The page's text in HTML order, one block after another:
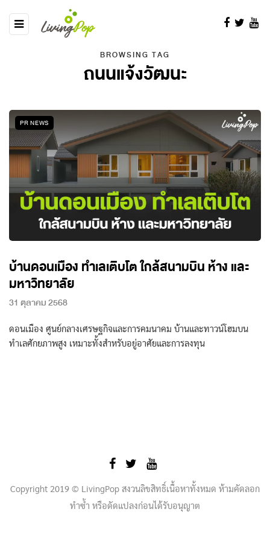
BROWSING TAG
ถนนแจ้งวัฒนะ
PR NEWS
บ้านดอนเมือง ทำเลเติบโต ใกล้สนามบิน ห้าง และ
มหาวิทยาลัย
31 ตุลาคม 2568
ดอนเมือง ศูนย์กลางเศรษฐกิจและการคมนาคม บ้านและทาวน์โฮมบน
ทำเลศักยภาพสูง เหมาะทั้งสำหรับอยู่อาศัยและการลงทุน
Copyright 2019 © LivingPop สงวนลิขสิทธิ์เนื้อหาทั้งหมด ห้ามคัดลอก
ทำซ้ำ หรือดัดแปลงก่อนได้รับอนุญาต